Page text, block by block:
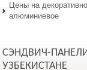
Цены на
алюминиевое
СЭНДВИЧ-
УЗБЕКИСТАНЕ